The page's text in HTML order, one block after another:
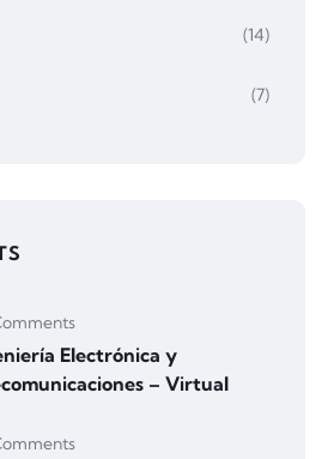
(14)
(7)
Electrónica y
– Virtual